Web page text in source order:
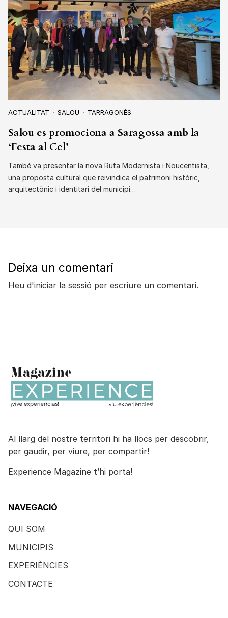
ACTUALITAT SALOU TARRAGONÈS
Salou es promociona a Saragossa amb la
‘Festa al Cel’
També va presentar la nova Ruta Modernista i Noucentista,
una proposta cultural que reivindica el patrimoni històric,
arquitectònic i identitari del municipi…
Deixa un comentari
Heu d'iniciar la sessió per escriure un comentari.
Al llarg del nostre territori hi ha llocs per descobrir,
per gaudir, per viure, per compartir!
Experience Magazine t’hi porta!
NAVEGACIÓ
QUI SOM
MUNICIPIS
EXPERIÈNCIES
CONTACTE